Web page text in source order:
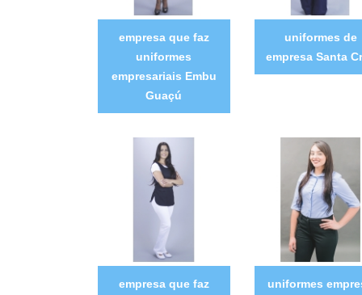
empresa que faz
uniformes
empresariais Embu
Guaçú
uniformes de
empresa Santa
empresa que faz
uniformes